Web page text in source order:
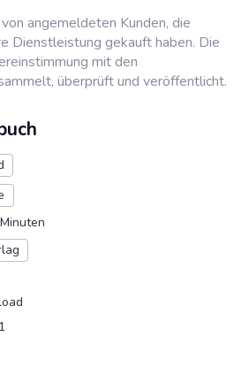
angemeldeten Kunden, die
Dienstleistung gekauft haben. Die
mit den
überprüft und veröffentlicht.